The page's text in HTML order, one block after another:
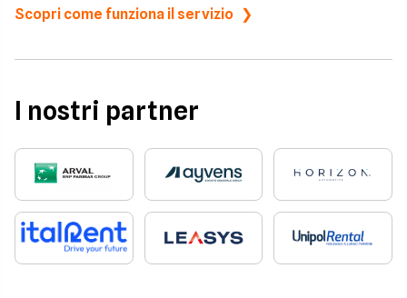
Scopri come funziona il servizio
I nostri partner